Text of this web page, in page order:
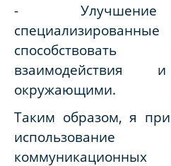
- Улучшение
окружающими.
Таким образом, я
использование